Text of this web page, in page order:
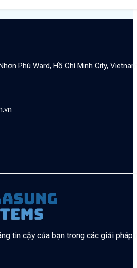
Phú Ward, Hồ Chí Minh City,
tin cậy của bạn trong các giải pháp